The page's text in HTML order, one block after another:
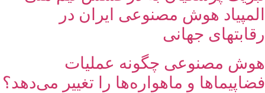
المپیاد هوش مصنوعی ایران در
رقابتهای جهانی
هوش مصنوعی چگونه عملیات
فضاپیماها و ماهواره‌ها را تغییر می‌دهد؟